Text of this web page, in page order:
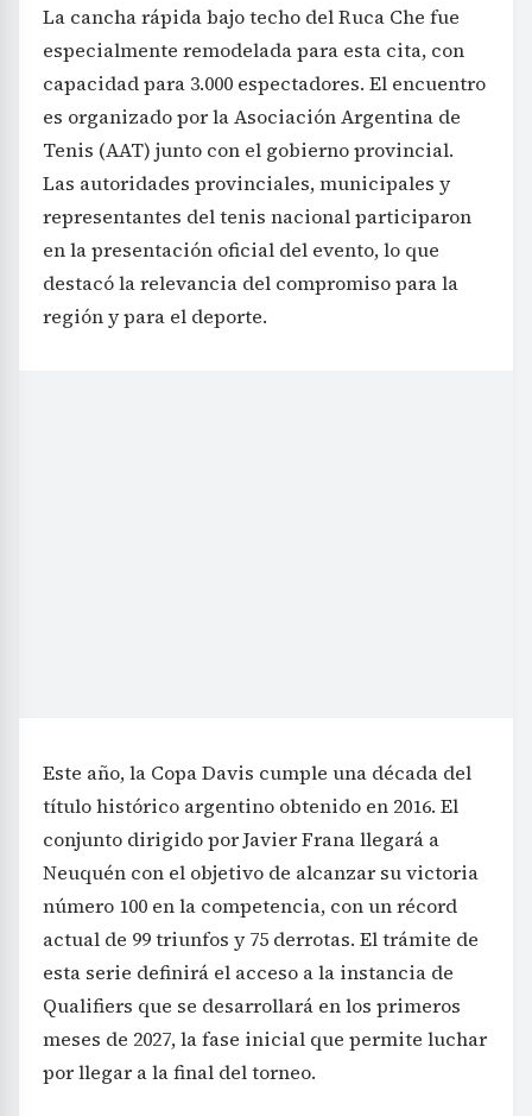
La cancha rápida bajo techo del Ruca Che fue
especialmente remodelada para esta cita, con
capacidad para 3.000 espectadores. El encuentro
es organizado por la Asociación Argentina de
Tenis (AAT) junto con el gobierno provincial.
Las autoridades provinciales, municipales y
representantes del tenis nacional participaron
en la presentación oficial del evento, lo que
destacó la relevancia del compromiso para la
región y para el deporte.
Este año, la Copa Davis cumple una década del
título histórico argentino obtenido en 2016. El
conjunto dirigido por Javier Frana llegará a
Neuquén con el objetivo de alcanzar su victoria
número 100 en la competencia, con un récord
actual de 99 triunfos y 75 derrotas. El trámite de
esta serie definirá el acceso a la instancia de
Qualifiers que se desarrollará en los primeros
meses de 2027, la fase inicial que permite luchar
por llegar a la final del torneo.